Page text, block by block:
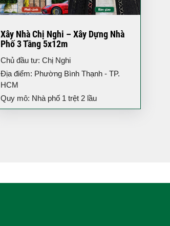
Xây Nhà Chị Nghi – Xây Dựng Nhà
Phố 3 Tầng 5x12m
Chủ đầu tư: Chị Nghi
Địa điểm: Phường Bình Thạnh - TP.
HCM
Quy mô: Nhà phố 1 trệt 2 lầu